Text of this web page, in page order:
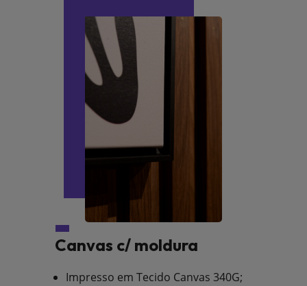
Canvas c/ moldura
Impresso em Tecido Canvas 340G;